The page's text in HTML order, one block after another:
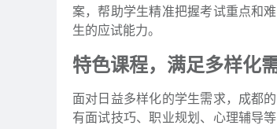
案，帮助学生精准把握考试重点和
生的应试能力。
特色课程，满足多样化
面对日益多样化的学生需求，成都
有面试技巧、职业规划、心理辅导